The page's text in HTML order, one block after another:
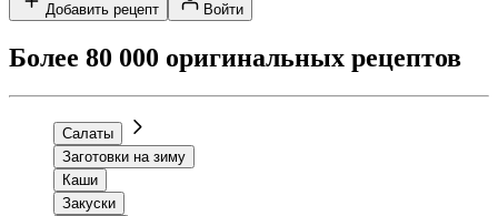
Добавить рецепт Войти
Более 80 000 оригинальных рецептов
Салаты
Заготовки на зиму
Каши
Закуски